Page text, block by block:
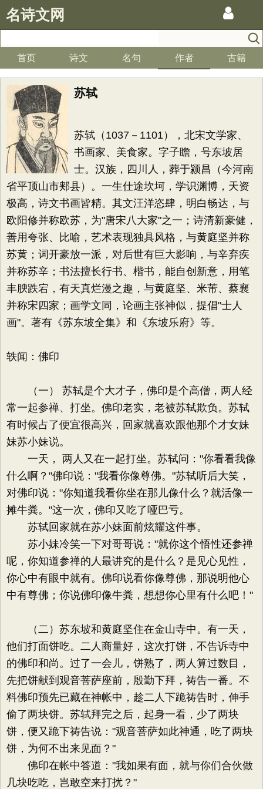
名诗文网
首页 诗文 名句 作者 古籍
苏轼
苏轼（1037－1101），北宋文学家、
书画家、美食家。字子瞻，号东坡居
士。汉族，四川人，葬于颍昌（今河南
省平顶山市郏县）。一生仕途坎坷，学识渊博，天资
极高，诗文书画皆精。其文汪洋恣肆，明白畅达，与
欧阳修并称欧苏，为"唐宋八大家"之一；诗清新豪健，
善用夸张、比喻，艺术表现独具风格，与黄庭坚并称
苏黄；词开豪放一派，对后世有巨大影响，与辛弃疾
并称苏辛；书法擅长行书、楷书，能自创新意，用笔
丰腴跌宕，有天真烂漫之趣，与黄庭坚、米芾、蔡襄
并称宋四家；画学文同，论画主张神似，提倡"士人
画"。著有《苏东坡全集》和《东坡乐府》等。
轶闻：佛印
（一） 苏轼是个大才子，佛印是个高僧，两人经
常一起参禅、打坐。佛印老实，老被苏轼欺负。苏轼
有时候占了便宜很高兴，回家就喜欢跟他那个才女妹
妹苏小妹说。
一天， 两人又在一起打坐。苏轼问："你看看我像
什么啊？"佛印说："我看你像尊佛。"苏轼听后大笑，
对佛印说："你知道我看你坐在那儿像什么？就活像一
摊牛粪。"这一次，佛印又吃了哑巴亏。
苏轼回家就在苏小妹面前炫耀这件事。
苏小妹冷笑一下对哥哥说："就你这个悟性还参禅
呢，你知道参禅的人最讲究的是什么？是见心见性，
你心中有眼中就有。佛印说看你像尊佛，那说明他心
中有尊佛；你说佛印像牛粪，想想你心里有什么吧！"
（二）苏东坡和黄庭坚住在金山寺中。有一天，
他们打面饼吃。二人商量好，这次打饼，不告诉寺中
的佛印和尚。过了一会儿，饼熟了，两人算过数目，
先把饼献到观音菩萨座前，殷勤下拜，祷告一番。不
料佛印预先已藏在神帐中，趁二人下跪祷告时，伸手
偷了两块饼。苏轼拜完之后，起身一看，少了两块
饼，便又跪下祷告说："观音菩萨如此神通，吃了两块
饼，为何不出来见面？"
佛印在帐中答道："我如果有面，就与你们合伙做
几块吃吃，岂敢空来打扰？"